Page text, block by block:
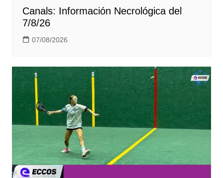
Canals: Información Necrológica del
7/8/26
07/08/2026